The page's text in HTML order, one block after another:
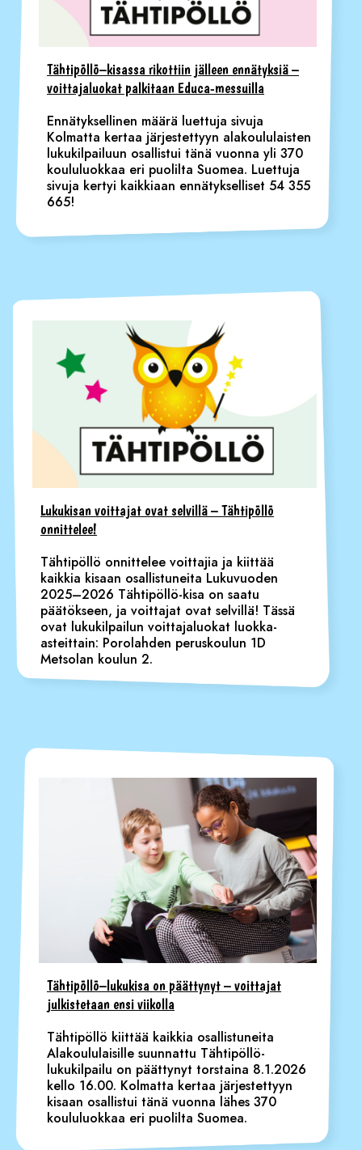
Tähtipöllö–kisassa rikottiin jälleen ennätyksiä –
voittajaluokat palkitaan Educa-messuilla
Ennätyksellinen määrä luettuja sivuja
Kolmatta kertaa järjestettyyn alakoululaisten
lukukilpailuun osallistui tänä vuonna yli 370
koululuokkaa eri puolilta Suomea. Luettuja
sivuja kertyi kaikkiaan ennätykselliset 54 355
665!
Lukukisan voittajat ovat selvillä – Tähtipöllö
onnittelee!
Tähtipöllö onnittelee voittajia ja kiittää
kaikkia kisaan osallistuneita Lukuvuoden
2025–2026 Tähtipöllö-kisa on saatu
päätökseen, ja voittajat ovat selvillä! Tässä
ovat lukukilpailun voittajaluokat luokka-
asteittain: Porolahden peruskoulun 1D
Metsolan koulun 2.
Tähtipöllö–lukukisa on päättynyt – voittajat
julkistetaan ensi viikolla
Tähtipöllö kiittää kaikkia osallistuneita
Alakoululaisille suunnattu Tähtipöllö-
lukukilpailu on päättynyt torstaina 8.1.2026
kello 16.00. Kolmatta kertaa järjestettyyn
kisaan osallistui tänä vuonna lähes 370
koululuokkaa eri puolilta Suomea.